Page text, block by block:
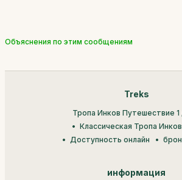
Объяснения по этим сообщениям
Treks
Тропа Инков Путешествие 1
Классическая Тропа
Доступность онлайн
информация